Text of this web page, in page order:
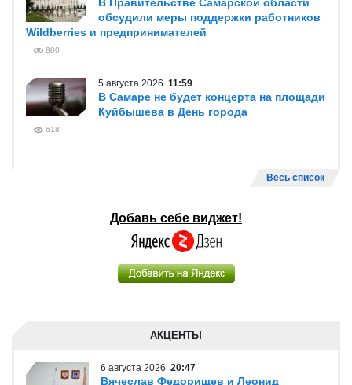
обсудили меры поддержки работников
Wildberries и предпринимателей
800
5 августа 2026 11:59
В Самаре не будет концерта на площади
Куйбышева в День города
618
Весь список
Добавь себе виджет!
АКЦЕНТЫ
6 августа 2026 20:47
Вячеслав Федорищев и Леонид